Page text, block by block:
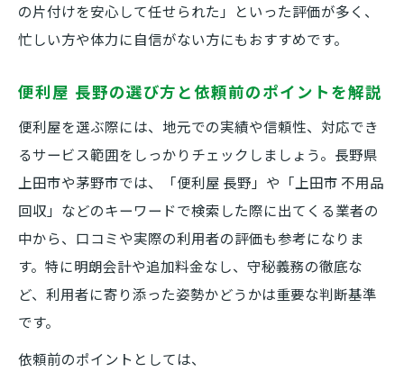
追加料金なしで安心できる便利屋の利用体
験
を実感
便利屋の見積もりと料金体系のポイントを
解説
便利屋選びで後悔しないための明朗会計チ
暮らしの負担を減らす便利屋の頼み方ガイド
便利屋への依頼手順とスムーズな相談方法
の片付けを安心して任せられた」といった評価が多く、
忙しい方や体力に自信がない方にもおすすめです。
便利屋 長野の選び方と依頼前のポイントを解説
便利屋を選ぶ際には、地元での実績や信頼性、対応でき
るサービス範囲をしっかりチェックしましょう。長野県
上田市や茅野市では、「便利屋 長野」や「上田市 不用品
回収」などのキーワードで検索した際に出てくる業者の
中から、口コミや実際の利用者の評価も参考になりま
す。特に明朗会計や追加料金なし、守秘義務の徹底な
ど、利用者に寄り添った姿勢かどうかは重要な判断基準
です。
依頼前のポイントとしては、